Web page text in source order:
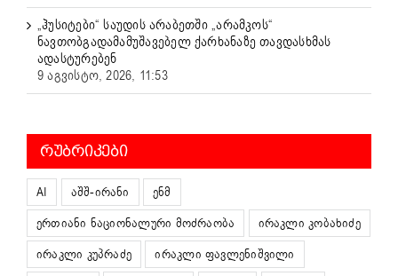
„ჰუსიტები“ საუდის არაბეთში „არამკოს“
ნავთობგადამამუშავებელ ქარხანაზე თავდასხმას
ადასტურებენ
9 აგვისტო, 2026, 11:53
ᲠᲣᲑᲠᲘᲙᲔᲑᲘ
AI აშშ-ირანი
ენმ
ერთიანი ნაციონალური მოძრაობა
ირაკლი კობახიძე
ირაკლი კუპრაძე
ირაკლი ფავლენიშვილი